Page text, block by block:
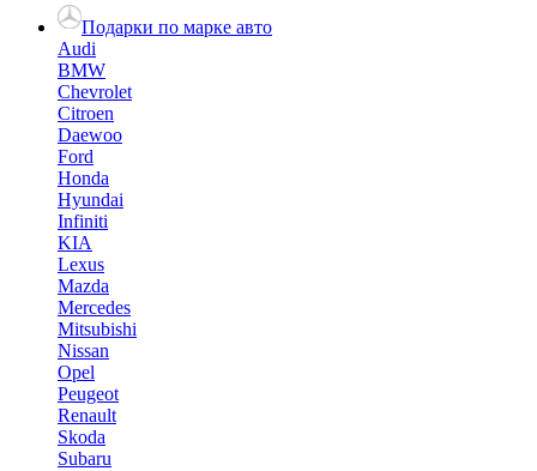
Подарки по марке авто
Audi
BMW
Chevrolet
Citroen
Daewoo
Ford
Honda
Hyundai
Infiniti
KIA
Lexus
Mazda
Mercedes
Mitsubishi
Nissan
Opel
Peugeot
Renault
Skoda
Subaru